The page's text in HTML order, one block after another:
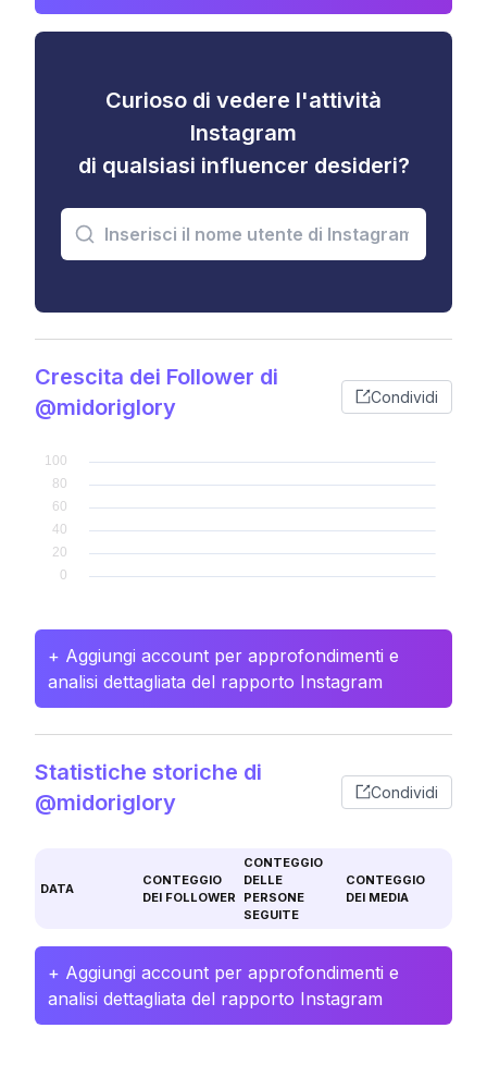
Curioso di vedere l'attività
Instagram
di qualsiasi influencer desideri?
Crescita dei Follower di
@midoriglory
Condividi
+ Aggiungi account per approfondimenti e
analisi dettagliata del rapporto Instagram
Statistiche storiche di
@midoriglory
Condividi
DATA
CONTEGGIO
DEI FOLLOWER
CONTEGGIO
DELLE
PERSONE
SEGUITE
CONTEGGIO
DEI MEDIA
+ Aggiungi account per approfondimenti e
analisi dettagliata del rapporto Instagram